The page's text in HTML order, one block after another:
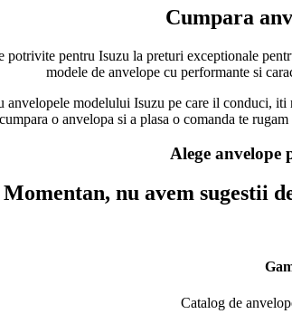
Cumpara
pentru Isuzu la preturi exceptionale
modele de anvelope cu performante si
anvelopele modelului Isuzu pe care il conduci,
o anvelopa si a plasa o comanda te rugam
Alege anvelope
Momentan, nu avem sugestii
Catalog de